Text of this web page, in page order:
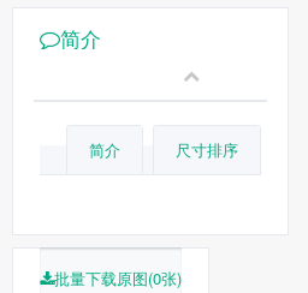
简介
简介 尺寸排序
批量下载原图(0张)